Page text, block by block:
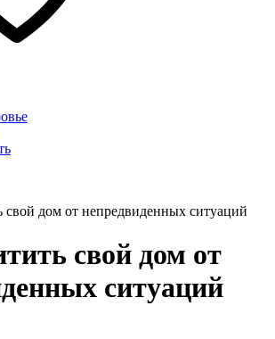
свой дом от непредвиденных ситуаций
свой дом от
ситуаций